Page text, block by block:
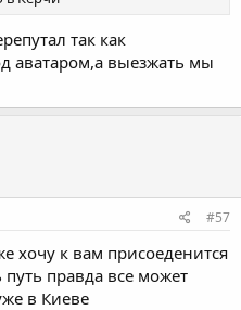
так как
аватаром,а выезжать мы
#57
хочу к вам присоеденится
правда все может
в Киеве